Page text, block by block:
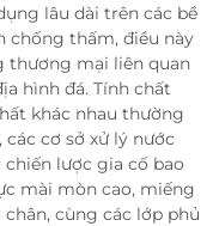
lâu dài trên các bề
thấm, điều này
thương mại liên quan
hình đá. Tính chất
khác nhau thường
cơ sở xử lý nước
lược gia cố bao
mài mòn cao, miếng
cùng các lớp phủ